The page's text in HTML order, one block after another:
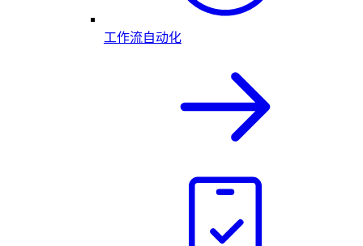
工作流自动化